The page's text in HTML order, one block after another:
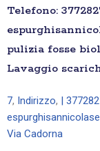
Telefono:
pulizia fosse
Lavaggio
7, Indirizzo, |
Via Cadorna